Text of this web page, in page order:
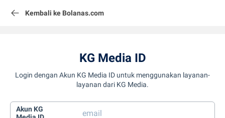
Kembali ke Bolanas.com
KG Media ID
Login dengan Akun KG Media ID untuk menggunakan layanan-
layanan dari KG Media.
Akun KG